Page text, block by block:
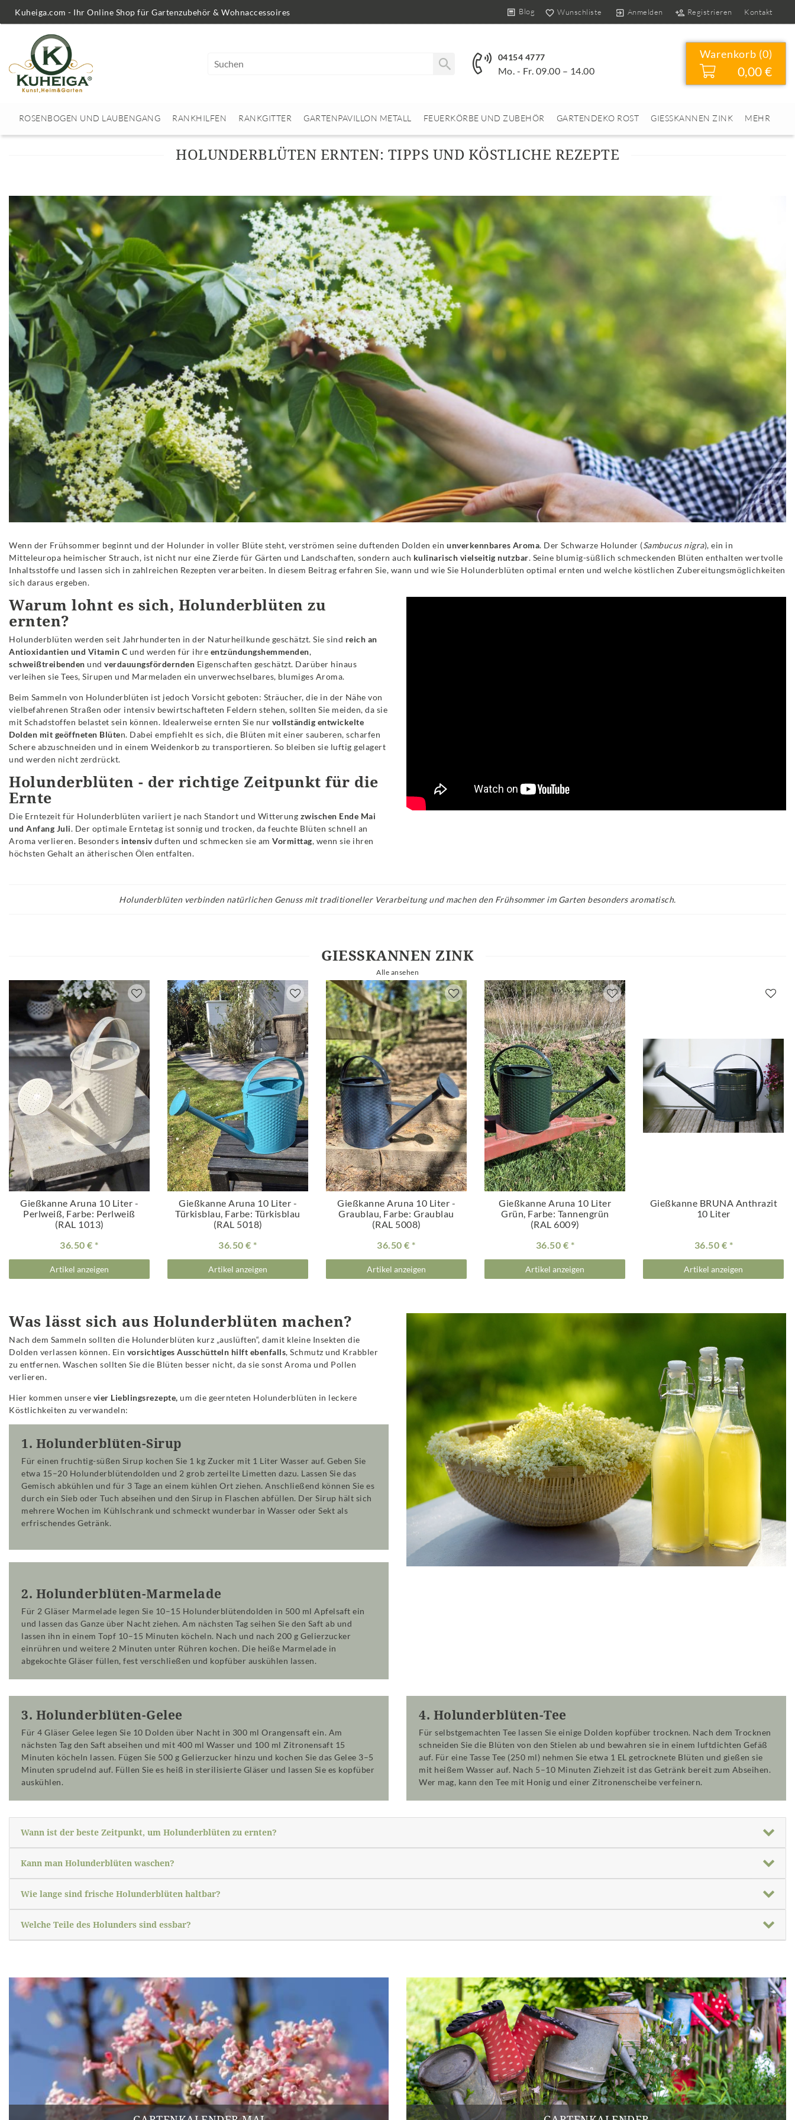
Kuheiga.com - Ihr Online Shop für Gartenzubehör & Wohnaccessoires Blog Wunschliste Anmelden Registrieren Kontakt
04154 4777
Mo. - Fr. 09.00 – 14.00
Warenkorb (0)
0,00 €
ROSENBOGEN UND LAUBENGANG RANKHILFEN RANKGITTER GARTENPAVILLON METALL FEUERKÖRBE UND ZUBEHÖR GARTENDEKO ROST GIESSKANNEN ZINK MEHR
HOLUNDERBLÜTEN ERNTEN: TIPPS UND KÖSTLICHE REZEPTE
Wenn der Frühsommer beginnt und der Holunder in voller Blüte steht, verströmen seine duftenden Dolden ein unverkennbares Aroma. Der Schwarze Holunder (Sambucus nigra), ein in
Mitteleuropa heimischer Strauch, ist nicht nur eine Zierde für Gärten und Landschaften, sondern auch kulinarisch vielseitig nutzbar. Seine blumig-süßlich schmeckenden Blüten enthalten wertvolle
Inhaltsstoffe und lassen sich in zahlreichen Rezepten verarbeiten. In diesem Beitrag erfahren Sie, wann und wie Sie Holunderblüten optimal ernten und welche köstlichen Zubereitungsmöglichkeiten
sich daraus ergeben.
Warum lohnt es sich, Holunderblüten zu
ernten?
Holunderblüten werden seit Jahrhunderten in der Naturheilkunde geschätzt. Sie sind reich an
Antioxidantien und Vitamin C und werden für ihre entzündungshemmenden,
schweißtreibenden und verdauungsfördernden Eigenschaften geschätzt. Darüber hinaus
verleihen sie Tees, Sirupen und Marmeladen ein unverwechselbares, blumiges Aroma.
Beim Sammeln von Holunderblüten ist jedoch Vorsicht geboten: Sträucher, die in der Nähe von
vielbefahrenen Straßen oder intensiv bewirtschafteten Feldern stehen, sollten Sie meiden, da sie
mit Schadstoffen belastet sein können. Idealerweise ernten Sie nur vollständig entwickelte
Dolden mit geöffneten Blüten. Dabei empfiehlt es sich, die Blüten mit einer sauberen, scharfen
Schere abzuschneiden und in einem Weidenkorb zu transportieren. So bleiben sie luftig gelagert
und werden nicht zerdrückt.
Holunderblüten - der richtige Zeitpunkt für die
Ernte
Die Erntezeit für Holunderblüten variiert je nach Standort und Witterung zwischen Ende Mai
und Anfang Juli. Der optimale Erntetag ist sonnig und trocken, da feuchte Blüten schnell an
Aroma verlieren. Besonders intensivduften und schmecken sie am Vormittag, wenn sie ihren
höchsten Gehalt an ätherischen Ölen entfalten.
Holunderblüten verbinden natürlichen Genuss mit traditioneller Verarbeitung und machen den Frühsommer im Garten besonders aromatisch.
GIESSKANNEN ZINK
Alle ansehen
Gießkanne Aruna 10 Liter -
Perlweiß, Farbe: Perlweiß
(RAL 1013)
36.50 €
Artikel anzeigen
Gießkanne Aruna 10 Liter -
Türkisblau, Farbe: Türkisblau
(RAL 5018)
36.50 €
Artikel anzeigen
Gießkanne Aruna 10 Liter -
Graublau, Farbe: Graublau
(RAL 5008)
36.50 €
Artikel anzeigen
Gießkanne Aruna 10 Liter
Grün, Farbe: Tannengrün
(RAL 6009)
36.50 €
Artikel anzeigen
Gießkanne BRUNA Anthrazit
10 Liter
36.50 €
Artikel anzeigen
Was lässt sich aus Holunderblüten machen?
Nach dem Sammeln sollten die Holunderblüten kurz „auslüften“, damit kleine Insekten die
Dolden verlassen können. Ein vorsichtiges Ausschütteln hilft ebenfalls, Schmutz und Krabbler
zu entfernen. Waschen sollten Sie die Blüten besser nicht, da sie sonst Aroma und Pollen
verlieren.
Hier kommen unsere vier Lieblingsrezepte, um die geernteten Holunderblüten in leckere
Köstlichkeiten zu verwandeln:
1. Holunderblüten-Sirup
Für einen fruchtig-süßen Sirup kochen Sie 1 kg Zucker mit 1 Liter Wasser auf. Geben Sie
etwa 15–20 Holunderblütendolden und 2 grob zerteilte Limetten dazu. Lassen Sie das
Gemisch abkühlen und für 3 Tage an einem kühlen Ort ziehen. Anschließend können Sie es
durch ein Sieb oder Tuch abseihen und den Sirup in Flaschen abfüllen. Der Sirup hält sich
mehrere Wochen im Kühlschrank und schmeckt wunderbar in Wasser oder Sekt als
erfrischendes Getränk.
2. Holunderblüten-Marmelade
Für 2 Gläser Marmelade legen Sie 10–15 Holunderblütendolden in 500 ml Apfelsaft ein
und lassen das Ganze über Nacht ziehen. Am nächsten Tag seihen Sie den Saft ab und
lassen ihn in einem Topf 10–15 Minuten köcheln. Nach und nach 200 g Gelierzucker
einrühren und weitere 2 Minuten unter Rühren kochen. Die heiße Marmelade in
abgekochte Gläser füllen, fest verschließen und kopfüber auskühlen lassen.
3. Holunderblüten-Gelee
Für 4 Gläser Gelee legen Sie 10 Dolden über Nacht in 300 ml Orangensaft ein. Am
nächsten Tag den Saft abseihen und mit 400 ml Wasser und 100 ml Zitronensaft 15
Minuten köcheln lassen. Fügen Sie 500 g Gelierzucker hinzu und kochen Sie das Gelee 3–5
Minuten sprudelnd auf. Füllen Sie es heiß in sterilisierte Gläser und lassen Sie es kopfüber
auskühlen.
4. Holunderblüten-Tee
Für selbstgemachten Tee lassen Sie einige Dolden kopfüber trocknen. Nach dem Trocknen
schneiden Sie die Blüten von den Stielen ab und bewahren sie in einem luftdichten Gefäß
auf. Für eine Tasse Tee (250 ml) nehmen Sie etwa 1 EL getrocknete Blüten und gießen sie
mit heißem Wasser auf. Nach 5–10 Minuten Ziehzeit ist das Getränk bereit zum Abseihen.
Wer mag, kann den Tee mit Honig und einer Zitronenscheibe verfeinern.
Wann ist der beste Zeitpunkt, um Holunderblüten zu ernten?
Kann man Holunderblüten waschen?
Wie lange sind frische Holunderblüten haltbar?
Welche Teile des Holunders sind essbar?